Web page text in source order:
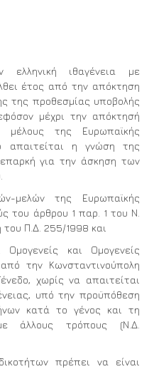
ιθαγένεια με
έτος από την απόκτηση
της προθεσμίας υποβολής
μέχρι την απόκτησή
της Ευρωπαϊκής
η γνώση της
για την άσκηση των
μελών της Ευρωπαϊκής
του άρθρου 1 παρ. 1 του Ν.
του Π.Δ. 255/1998 και
Ομογενείς και Ομογενείς
την Κωνσταντινούπολη
χωρίς να απαιτείται
υπό την προϋπόθεση
κατά το γένος και τη
άλλους τρόπους (Ν.Δ.
πρέπει να είναι